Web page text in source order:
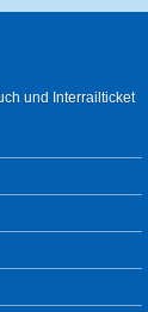
und Interrailticket